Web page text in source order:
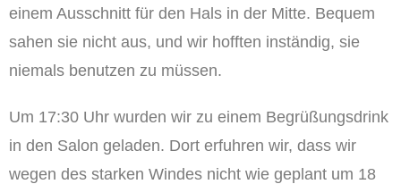
einem Ausschnitt für den Hals in der Mitte. Bequem
sahen sie nicht aus, und wir hofften inständig, sie
niemals benutzen zu müssen.
Um 17:30 Uhr wurden wir zu einem Begrüßungsdrink
in den Salon geladen. Dort erfuhren wir, dass wir
wegen des starken Windes nicht wie geplant um 18